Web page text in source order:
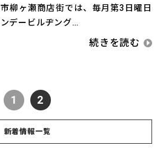
柳ヶ瀬商店街では、毎月第3日曜日
デービルヂング…
1 2
新着情報一覧